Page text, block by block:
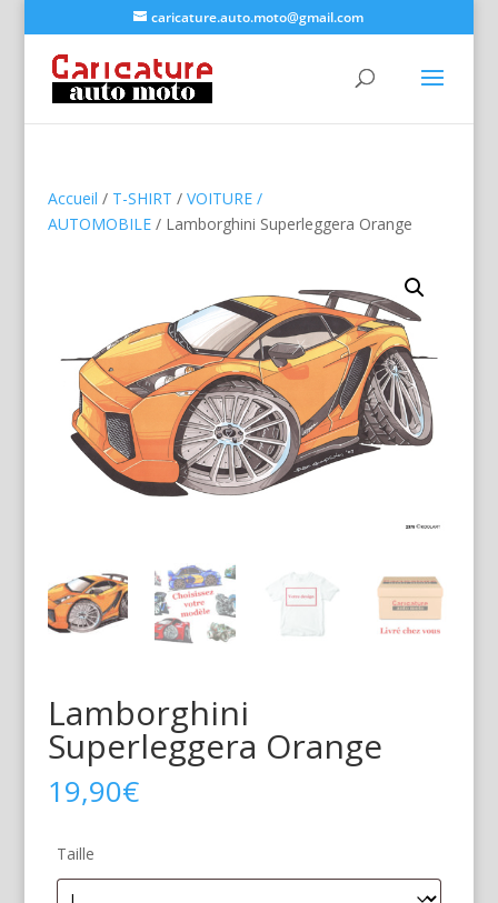
caricature.auto.moto@gmail.com
Accueil / T-SHIRT / VOITURE /
AUTOMOBILE/ Lamborghini Superleggera Orange
Lamborghini
Superleggera Orange
19,90€
Taille